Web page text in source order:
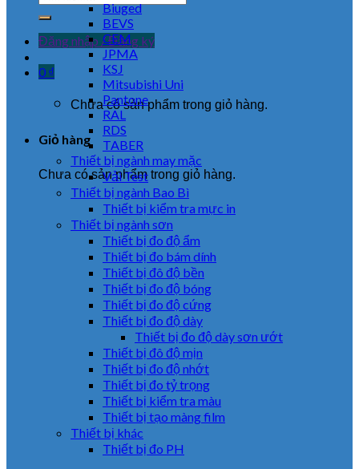
Đăng nhập / Đăng ký
0 ₫
Chưa có sản phẩm trong giỏ hàng.
Giỏ hàng
Chưa có sản phẩm trong giỏ hàng.
Biuged
BEVS
CEM
JPMA
KSJ
Mitsubishi Uni
Pantone
RAL
RDS
TABER
Thiết bị ngành may mặc
Vải Test
Thiết bị ngành Bao Bì
Thiết bị kiểm tra mực in
Thiết bị ngành sơn
Thiết bị đo độ ẩm
Thiết bị đo bám dính
Thiết bị đô độ bền
Thiết bị đo độ bóng
Thiết bị đo độ cứng
Thiết bị đo độ dày
Thiết bị đo độ dày sơn ướt
Thiết bị đô độ mịn
Thiết bị đo độ nhớt
Thiết bị đo tỷ trọng
Thiết bị kiểm tra màu
Thiết bị tạo màng film
Thiết bị khác
Thiết bị đo PH